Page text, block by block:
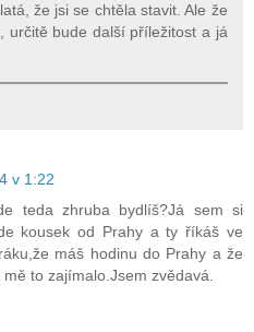
že jsi se chtěla stavit. Ale že
určitě bude další příležitost a já
v 1:22
teda zhruba bydlíš?Já sem si
kousek od Prahy a ty říkáš ve
máš hodinu do Prahy a že
to zajímalo.Jsem zvědavá.